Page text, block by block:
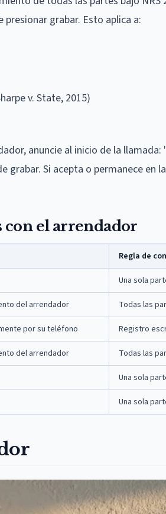
grabar. Esto aplica a:
v. State, 2015)
anuncie al inicio de la
grabar. Si acepta o permanece en
con el arrendador
Regla de
Una sola
del arrendador Todas las
por su teléfono Registro
del arrendador Todas las
Una sola
Una sola